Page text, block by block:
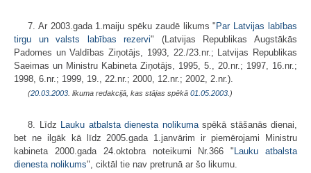
7. Ar 2003.gada 1.maiju spēku zaudē likums "Par Latvijas labības
tirgu un valsts labības rezervi" (Latvijas Republikas Augstākās
Padomes un Valdības Ziņotājs, 1993, 22./23.nr.; Latvijas Republikas
Saeimas un Ministru Kabineta Ziņotājs, 1995, 5., 20.nr.; 1997, 16.nr.;
1998, 6.nr.; 1999, 19., 22.nr.; 2000, 12.nr.; 2002, 2.nr.).
(20.03.2003 . likuma redakcijā, kas stājas spēkā 01.05.2003. )
8. Līdz Lauku atbalsta dienesta nolikumaspēkā stāšanās dienai,
bet ne ilgāk kā līdz 2005.gada 1.janvārim ir piemērojami Ministru
kabineta 2000.gada 24.oktobra noteikumi Nr.366 "Lauku atbalsta
dienesta nolikums", ciktāl tie nav pretrunā ar šo likumu.